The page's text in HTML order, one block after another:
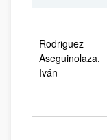
Rodriguez
Aseguinolaza,
Iván